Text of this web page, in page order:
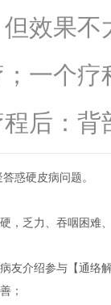
效果
；一个
后：背
惑硬皮病问题。
，乏力、吞咽困难
友介绍参与【通络
；